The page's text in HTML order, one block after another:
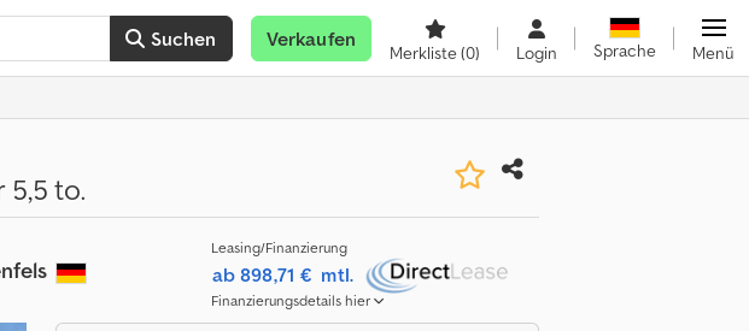
Suchen Verkaufen
Merkliste(0) Login Sprache Menü
5,5 to.
Leasing/Finanzierung
ab 898,71 € mtl.
Finanzierungsdetails hier